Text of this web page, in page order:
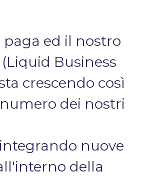
paga ed il nostro
Business
crescendo così
dei nostri
nuove
della